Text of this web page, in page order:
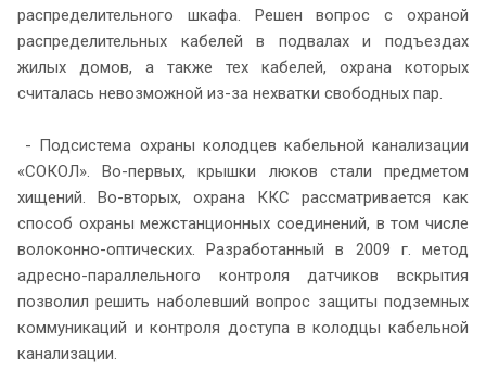
распределительного шкафа. Решен вопрос с охраной
распределительных кабелей в подвалах и подъездах
жилых домов, а также тех кабелей, охрана которых
считалась невозможной из-за нехватки свободных пар.
- Подсистема охраны колодцев кабельной канализации
«СОКОЛ». Во-первых, крышки люков стали предметом
хищений. Во-вторых, охрана ККС рассматривается как
способ охраны межстанционных соединений, в том числе
волоконно-оптических. Разработанный в 2009 г. метод
адресно-параллельного контроля датчиков вскрытия
позволил решить наболевший вопрос защиты подземных
коммуникаций и контроля доступа в колодцы кабельной
канализации.